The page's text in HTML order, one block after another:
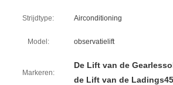
Strijdtype: Airconditioning
Model: observatielift
Markeren:
De Lift van de
de Lift van de